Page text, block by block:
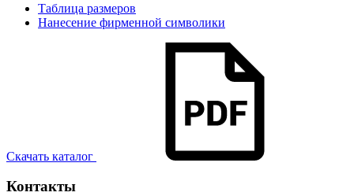
Таблица размеров
Нанесение фирменной символики
Скачать каталог
Контакты